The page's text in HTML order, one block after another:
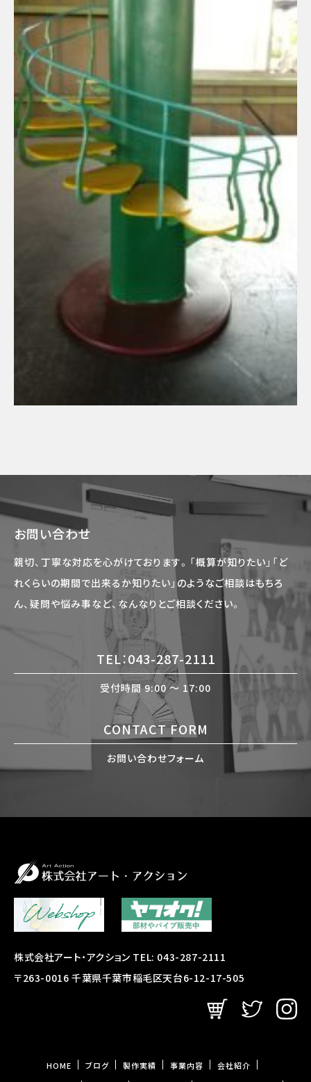
お問い合わせ
親切、丁寧な対応を心がけております。「概算が知りたい」「ど
れくらいの期間で出来るか知りたい」のようなご相談はもちろ
ん、疑問や悩み事など、なんなりとご相談ください。
TEL：043-287-2111
受付時間 9:00 〜 17:00
CONTACT FORM
お問い合わせフォーム
株式会社アート・アクション TEL: 043-287-2111
〒263-0016 千葉県千葉市稲毛区天台6-12-17-505
HOME ブログ 製作実績 事業内容
会社紹介